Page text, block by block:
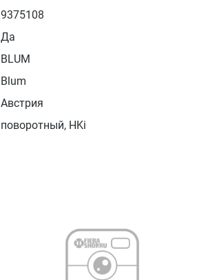
9375108
Да
BLUM
Blum
Австрия
поворотный, HKi